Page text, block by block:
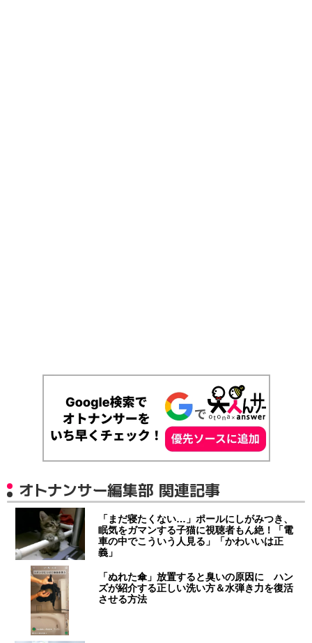
オトナンサー編集部 関連記事
「まだ寝たくない…」ポールにしがみつき、
眠気をガマンする子猫に視聴者もん絶！「電
車の中でこういう人見る」「かわいいは正
義」
「ぬれた傘」放置すると臭いの原因に ハン
ズが紹介する正しい洗い方＆水弾き力を復活
させる方法